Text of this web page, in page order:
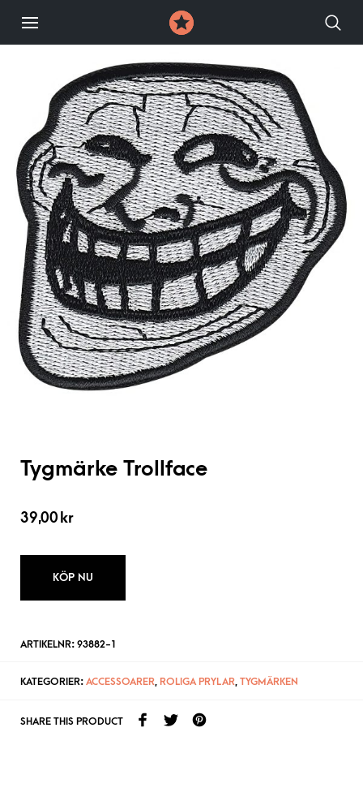
Tygmärke Trollface
39,00 kr
KÖP NU
ARTIKELNR: 93882-1
KATEGORIER: ACCESSOARER, ROLIGA PRYLAR, TYGMÄRKEN
SHARE THIS PRODUCT